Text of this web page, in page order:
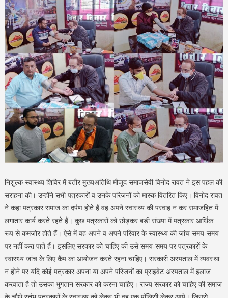
निशुल्क स्वास्थ्य शिविर में बतौर मुख्यअतिथि मौजूद समाजसेवी विनोद रावत ने इस पहल की
सराहना की। उन्होंने सभी पत्रकारों व उनके परिजनों को मास्क वितरित किए। विनोद रावत
ने कहा पत्रकार समाज का दर्पण होते हैं वह अपने स्वास्थ्य की परवाह न कर समाजहित में
लगातार कार्य करते रहते हैं। कुछ पत्रकारों को छोड़कर बड़ी संख्या में पत्रकार आर्थिक
रूप से कमजोर होते हैं। ऐसे में वह अपने व अपने परिवार के स्वास्थ्य की जांच समय-समय
पर नहीं करा पाते हैं। इसलिए सरकार को चाहिए की उसे समय-समय पर पत्रकारों के
स्वास्थ्य जांच के लिए कैंप का आयोजन करते रहना चाहिए। सरकारी अस्पताल में व्यवस्था
न होने पर यदि कोई पत्रकार अपना या अपने परिजनों का प्राइवेट अस्पताल में इलाज
करवाता है तो उसका भुगतान सरकार को करना चाहिए। राज्य सरकार को चाहिए की समाज